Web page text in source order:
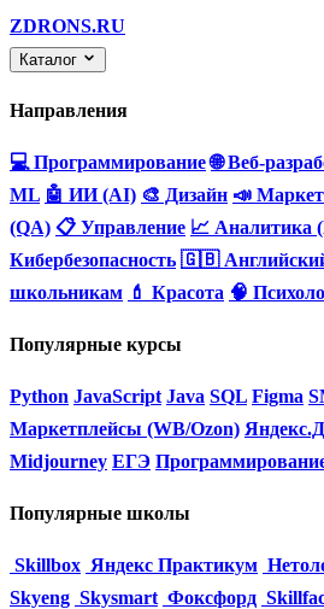
ZDRONS.RU
Каталог
Направления
💻 Программирование 🌐 Веб-
ML 🤖 ИИ (AI) 🎨 Дизайн 📣
(QA) 📋 Управление 📈 Аналитика
Кибербезопасность 🇬🇧
школьникам 💄 Красота 🧠
Популярные курсы
Python JavaScript Java SQL Figma
Маркетплейсы (WB/Ozon)
Midjourney ЕГЭ
Популярные школы
Skillbox Яндекс Практикум
Skyeng Skysmart Фоксфорд